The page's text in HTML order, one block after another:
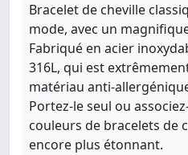
Bracelet de cheville
mode, avec un
Fabriqué en acier
316L, qui est
matériau anti-
Portez-le seul ou
couleurs de bracelets de
encore plus étonnant.